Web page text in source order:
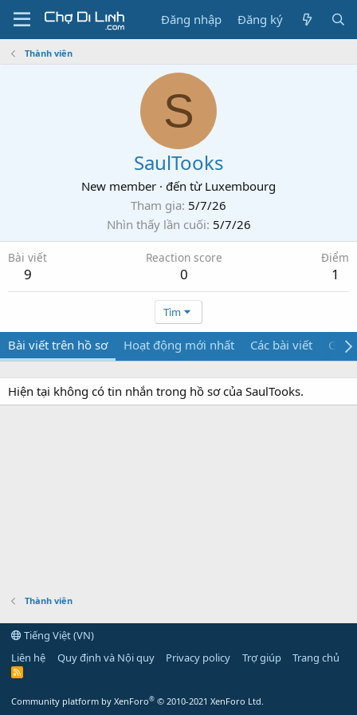
Đăng nhập Đăng ký
Thành viên
S
SaulTooks
New member · đến từ Luxembourg
Tham gia 5/7/26
Nhìn thấy lần cuối 5/7/26
Bài viết
9
Reaction score
0
Điểm
1
Tìm
Bài viết trên hồ sơ Hoạt động mới nhất Các bài viết Giới
Hiện tại không có tin nhắn trong hồ sơ của SaulTooks.
Thành viên
Tiếng Việt (VN)
Liên hệ
Quy định và Nội quy Privacy policy Trợ giúp Trang chủ
R
Community platform by XenForo® © 2010-2021 XenForo Ltd.